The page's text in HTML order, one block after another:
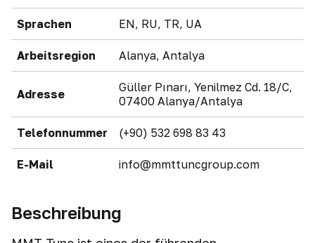
Sprachen EN, RU, TR, UA
Arbeitsregion Alanya, Antalya
Adresse
Güller Pınarı, Yenilmez Cd. 18/C,
07400 Alanya/Antalya
Telefonnummer (+90) 532 698 83 43
E-Mail info@mmttuncgroup.com
Beschreibung